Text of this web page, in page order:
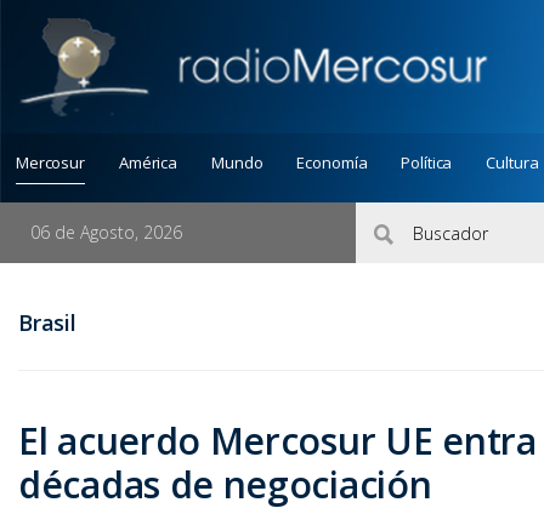
Mercosur América Mundo Economía Política Cultura
06 de Agosto, 2026
Brasil
El acuerdo Mercosur UE
décadas de negociación